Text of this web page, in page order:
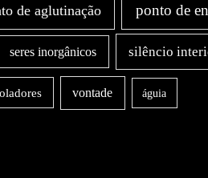
de aglutinação ponto de
seres inorgânicos silêncio
vontade águia